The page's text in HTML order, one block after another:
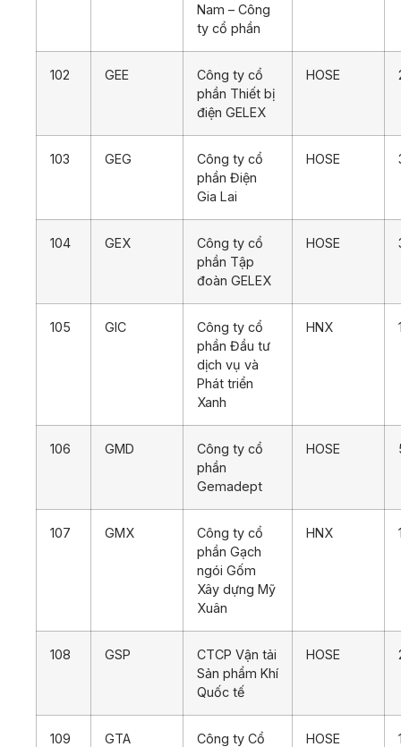
Nam – Công
ty cổ phần
102 GEE
Công ty cổ
phần Thiết bị
điện GELEX
HOSE
103 GEG
Công ty cổ
phần Điện
Gia Lai
HOSE
104 GEX
Công ty cổ
phần Tập
đoàn GELEX
HOSE
105 GIC
Công ty cổ
phần Đầu tư
dịch vụ và
Phát triển
Xanh
HNX
106 GMD
Công ty cổ
phần
Gemadept
HOSE
107 GMX
Công ty cổ
phần Gạch
ngói Gốm
Xây dựng Mỹ
Xuân
HNX
108 GSP
CTCP Vận tải
Sản phẩm Khí
Quốc tế
HOSE
109 GTA
Công ty Cổ
HOSE